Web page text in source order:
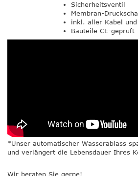
Sicherheitsventil
Membran-
inkl. aller Kabel
Bauteile CE-geprüft
*Unser automatischer Wasserablass
und verlängert die Lebensdauer Ihres
Wir beraten Sie gerne!